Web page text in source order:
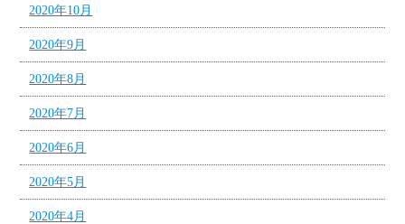
2020年10月
2020年9月
2020年8月
2020年7月
2020年6月
2020年5月
2020年4月